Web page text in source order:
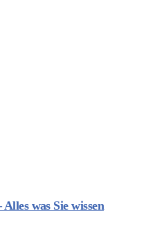
was Sie wissen